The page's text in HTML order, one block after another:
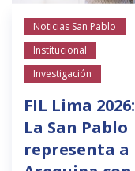
Noticias San Pablo
Institucional
Investigación
FIL Lima 2026:
La San Pablo
representa a